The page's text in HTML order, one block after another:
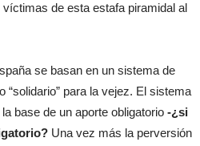
de esta estafa piramidal al
se basan en un sistema de
“solidario” para la vejez. El sistema
base de un aporte obligatorio -¿si
Una vez más la perversión